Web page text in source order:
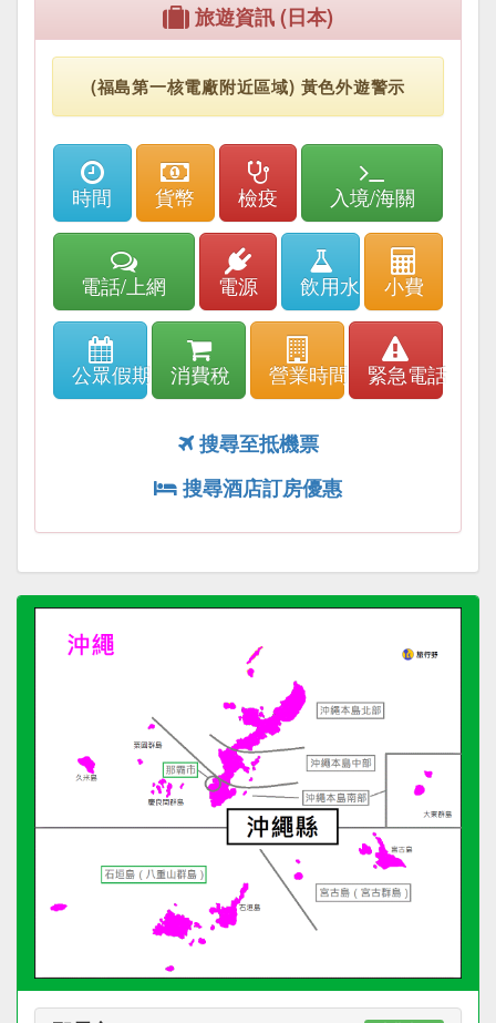
旅遊資訊 (日本)
(福島第一核電廠附近區域) 黃色外遊警示
時間 貨幣 檢疫 入境/海關
電話/上網 電源 飲用水 小費
公眾假期 消費稅 營業時間 緊急電話
搜尋至抵機票
搜尋酒店訂房優惠